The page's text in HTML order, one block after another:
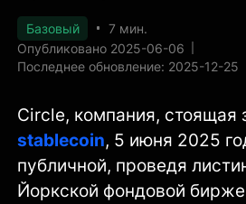
Базовый
7 мин.
Опубликовано 2025-06-06
Последнее обновление: 2025-12-25
Circle, компания, стоящая
stablecoin, 5 июня 2025
публичной, проведя
Йоркской фондовой